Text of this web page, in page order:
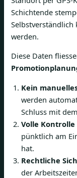
Schichtende
Selbstverständlich
werden.
Diese Daten
Kein
werden
Schluss mit
Volle
pünktlich am
hat.
Rechtliche
der